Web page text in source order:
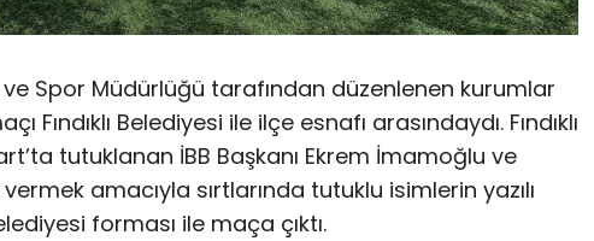
ve Spor Müdürlüğü tarafından düzenlenen kurumlar
Fındıklı Belediyesi ile ilçe esnafı arasındaydı. Fındıklı
tutuklanan İBB Başkanı Ekrem İmamoğlu ve
amacıyla sırtlarında tutuklu isimlerin yazılı
forması ile maça çıktı.